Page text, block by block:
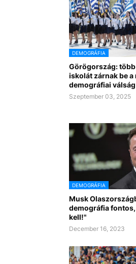
DEMOGRÁFIA
Görögország:
iskolát zárnak be a
demográfiai
Szeptember 03, 2025
DEMOGRÁFIA
Musk
demográfia
kell!"
December 16, 2023